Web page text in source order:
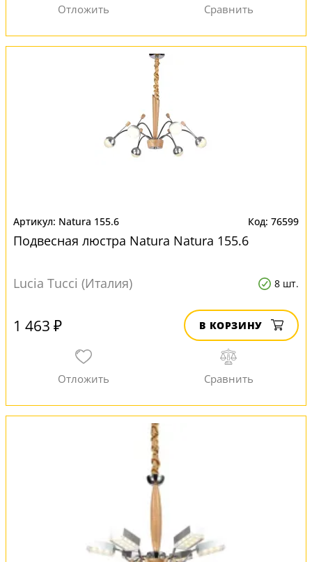
Natura 155.6 76599
Подвесная люстра Natura Natura 155.6
Lucia Tucci (Италия) 8 шт.
1 463 ₽ В КОРЗИНУ